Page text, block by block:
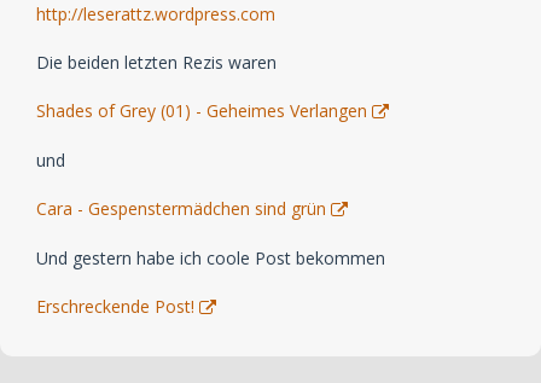
http://leserattz.wordpress.com
Die beiden letzten Rezis waren
Shades of Grey (01) - Geheimes Verlangen
und
Cara - Gespenstermädchen sind grün
Und gestern habe ich coole Post bekommen
Erschreckende Post!